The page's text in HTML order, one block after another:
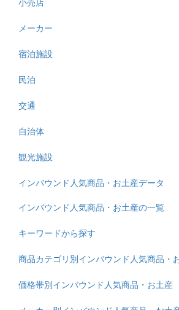
メーカー
宿泊施設
民泊
交通
自治体
観光施設
インバウンド人気商品・お土産データ
インバウンド人気商品・お土産の一覧
キーワードから探す
商品カテゴリ別インバウンド人気商品・
価格帯別インバウンド人気商品・お土産